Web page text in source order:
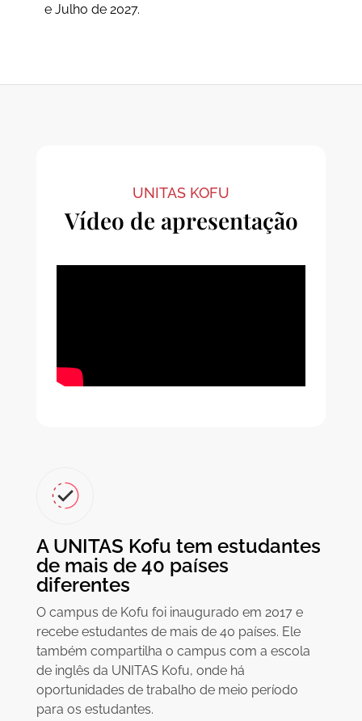
e Julho de 2027.
UNITAS KOFU
Vídeo de apresentação
A UNITAS Kofu tem estudantes
de mais de 40 países
diferentes
O campus de Kofu foi inaugurado em 2017 e
recebe estudantes de mais de 40 países. Ele
também compartilha o campus com a escola
de inglês da UNITAS Kofu, onde há
oportunidades de trabalho de meio período
para os estudantes.